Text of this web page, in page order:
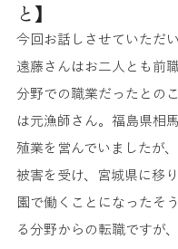
と】
今回お話しさせていただ
遠藤さんはお二人とも前
分野での職業だったとの
は元漁師さん。福島県相
殖業を営んでいましたが
被害を受け、宮城県に移
園で働くことになったそ
る分野からの転職ですが